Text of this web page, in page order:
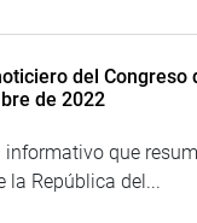
del Congreso
de 2022
que
la República del...